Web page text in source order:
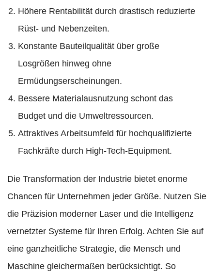
Höhere Rentabilität durch drastisch reduzierte
Rüst- und Nebenzeiten.
Konstante Bauteilqualität über große
Losgrößen hinweg ohne
Ermüdungserscheinungen.
Bessere Materialausnutzung schont das
Budget und die Umweltressourcen.
Attraktives Arbeitsumfeld für hochqualifizierte
Fachkräfte durch High-Tech-Equipment.
Die Transformation der Industrie bietet enorme
Chancen für Unternehmen jeder Größe. Nutzen Sie
die Präzision moderner Laser und die Intelligenz
vernetzter Systeme für Ihren Erfolg. Achten Sie auf
eine ganzheitliche Strategie, die Mensch und
Maschine gleichermaßen berücksichtigt. So